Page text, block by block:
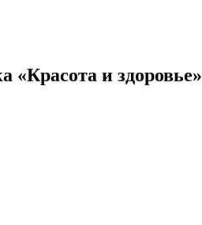
«Красота и здоровье»